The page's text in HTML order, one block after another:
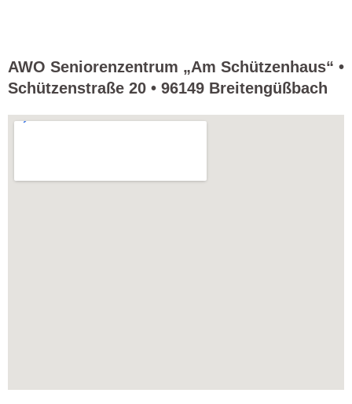
AWO Seniorenzentrum „Am Schützenhaus“ •
Schützenstraße 20 • 96149 Breitengüßbach